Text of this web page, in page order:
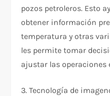
pozos petroleros. Esto
obtener información
temperatura y otras
les permite tomar
ajustar las operaciones
3. Tecnología de